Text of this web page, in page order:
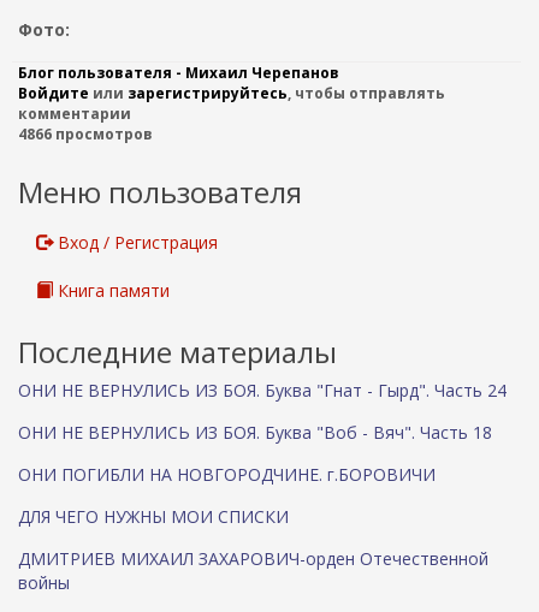
Фото:
Блог пользователя - Михаил Черепанов
Войдите или зарегистрируйтесь, чтобы отправлять
комментарии
4866 просмотров
Меню пользователя
Вход / Регистрация
Книга памяти
Последние материалы
ОНИ НЕ ВЕРНУЛИСЬ ИЗ БОЯ. Буква "Гнат - Гырд". Часть 24
ОНИ НЕ ВЕРНУЛИСЬ ИЗ БОЯ. Буква "Воб - Вяч". Часть 18
ОНИ ПОГИБЛИ НА НОВГОРОДЧИНЕ. г.БОРОВИЧИ
ДЛЯ ЧЕГО НУЖНЫ МОИ СПИСКИ
ДМИТРИЕВ МИХАИЛ ЗАХАРОВИЧ-орден Отечественной
войны